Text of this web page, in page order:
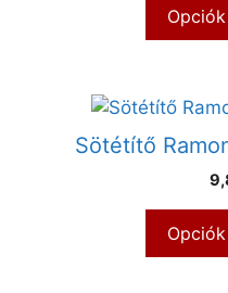
Sötétítő